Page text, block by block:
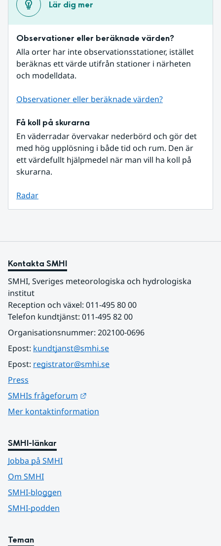
Lär dig mer
Observationer eller beräknade värden?
Alla orter har inte observationsstationer, istället
beräknas ett värde utifrån stationer i närheten
och modelldata.
Observationer eller beräknade värden?
Få koll på skurarna
En väderradar övervakar nederbörd och gör det
med hög upplösning i både tid och rum. Den är
ett värdefullt hjälpmedel när man vill ha koll på
skurarna.
Radar
Kontakta SMHI
SMHI, Sveriges meteorologiska och hydrologiska
institut
Reception och växel: 011-495 80 00
Telefon kundtjänst: 011-495 82 00
Organisationsnummer: 202100-0696
Epost: kundtjanst@smhi.se
Epost: registrator@smhi.se
Press
SMHIs frågeforum
Mer kontaktinformation
SMHI-länkar
Jobba på SMHI
Om SMHI
SMHI-bloggen
SMHI-podden
Teman